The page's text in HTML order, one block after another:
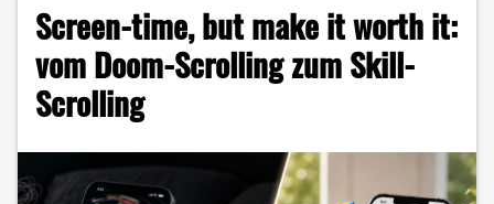
Screen-time, but make it worth it:
vom Doom-Scrolling zum Skill-
Scrolling